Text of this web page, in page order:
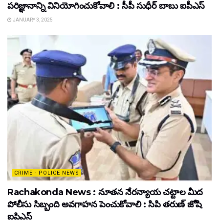
పరిజ్ఞానాన్ని వినియోగించుకోవాలి : సీపీ సుధీర్ బాబు ఐపీఎస్
JANUARY 3, 2025
CRIME - POLICE NEWS
Rachakonda News : నూతన నేరన్యాయ చట్టాల మీద
పోలీసు సిబ్బంది అవగాహన పెంచుకోవాలి : సిపి తరుణ్ జోషి
ఐపిఎస్